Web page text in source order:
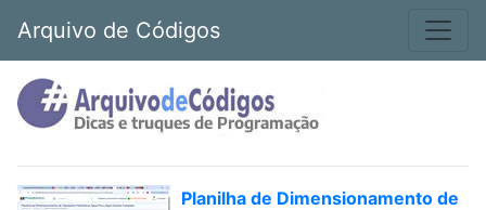
Arquivo de Códigos
Planilha de Dimensionamento de